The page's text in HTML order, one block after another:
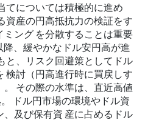
てについては積極的に進め
資産の円高抵抗力の検証をす
ミング を分散することは重要
降、緩やかなドル安円高が進
と、リスク回避策としてドル
検討（円高進行時に買戻しす
。 その際の水準は、直近高値
ドル円市場の環境やドル資
、及び保有資 産に占めるドル